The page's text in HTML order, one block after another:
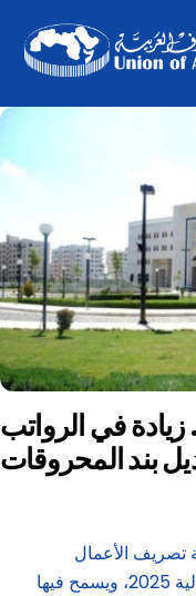
content
تعتمد ميزانية 2025.. زيادة في الرواتب
بند المحروقات
تصريف الأعمال
السورية عن اعتماد الميزانية للسنة المالية 2025، ويسمح فيها